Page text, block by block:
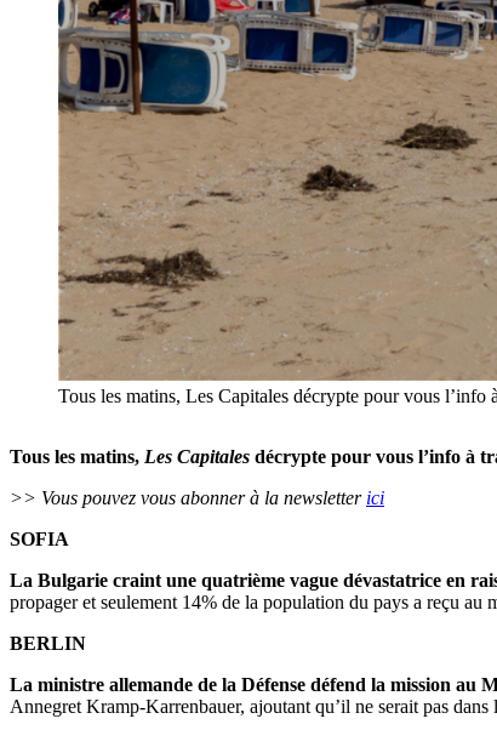
Tous les matins, Les Capitales décrypte pour vous l’info
Tous les matins, Les Capitales décrypte pour vous l’info à
>> Vous pouvez vous abonner à la newsletter ici
SOFIA
La Bulgarie craint une quatrième vague dévastatrice en
propager et seulement 14% de la population du pays a reçu
BERLIN
La ministre allemande de la Défense défend la mission au
Annegret Kramp-Karrenbauer, ajoutant qu’il ne serait pas